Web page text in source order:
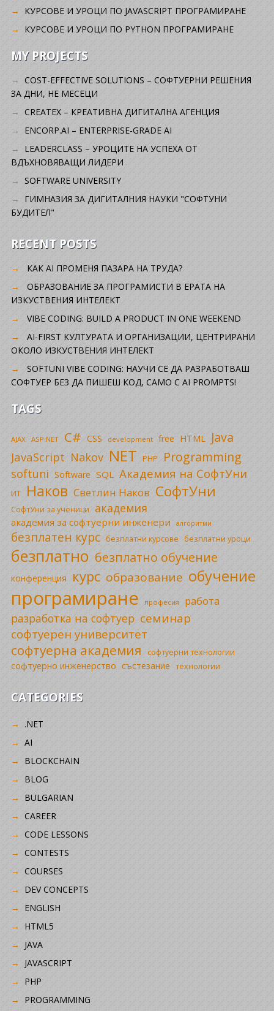
КУРСОВЕ И УРОЦИ ПО JAVASCRIPT ПРОГРАМИРАНЕ
КУРСОВЕ И УРОЦИ ПО PYTHON ПРОГРАМИРАНЕ
MY PROJECTS
COST-EFFECTIVE SOLUTIONS – СОФТУЕРНИ РЕШЕНИЯ
ЗА ДНИ, НЕ МЕСЕЦИ
CREATEX – КРЕАТИВНА ДИГИТАЛНА АГЕНЦИЯ
ENCORP.AI – ENTERPRISE-GRADE AI
LEADERCLASS – УРОЦИТЕ НА УСПЕХА ОТ
ВДЪХНОВЯВАЩИ ЛИДЕРИ
SOFTWARE UNIVERSITY
ГИМНАЗИЯ ЗА ДИГИТАЛНИЯ НАУКИ "СОФТУНИ
БУДИТЕЛ"
RECENT POSTS
КАК AI ПРОМЕНЯ ПАЗАРА НА ТРУДА?
ОБРАЗОВАНИЕ ЗА ПРОГРАМИСТИ В ЕРАТА НА
ИЗКУСТВЕНИЯ ИНТЕЛЕКТ
VIBE CODING: BUILD A PRODUCT IN ONE WEEKEND
AI-FIRST КУЛТУРАТА И ОРГАНИЗАЦИИ, ЦЕНТРИРАНИ
ОКОЛО ИЗКУСТВЕНИЯ ИНТЕЛЕКТ
SOFTUNI VIBE CODING: НАУЧИ СЕ ДА РАЗРАБОТВАШ
СОФТУЕР БЕЗ ДА ПИШЕШ КОД, САМО С AI PROMPTS!
TAGS
AJAX ASP.NET C# CSS development free HTML Java
JavaScript Nakov NET PHP Programming
softuni Software SQL Академия на СофтУни
ИТ Наков Светлин Наков СофтУни
СофтУни за ученици академия
академия за софтуерни инженери алгоритми
безплатен курс безплатни курсове безплатни уроци
безплатно безплатно обучение
конференция курс образование обучение
програмиране професия работа
разработка на софтуер семинар
софтуерен университет
софтуерна академия софтуерни технологии
софтуерно инженерство състезание технологии
CATEGORIES
.NET
AI
BLOCKCHAIN
BLOG
BULGARIAN
CAREER
CODE LESSONS
CONTESTS
COURSES
DEV CONCEPTS
ENGLISH
HTML5
JAVA
JAVASCRIPT
PHP
PROGRAMMING